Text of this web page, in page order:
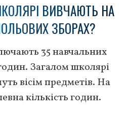
ВИВЧАЮТЬ НА
ЗБОРАХ?
35 навчальних
Загалом школярі
вісім предметів. На
кількість годин.